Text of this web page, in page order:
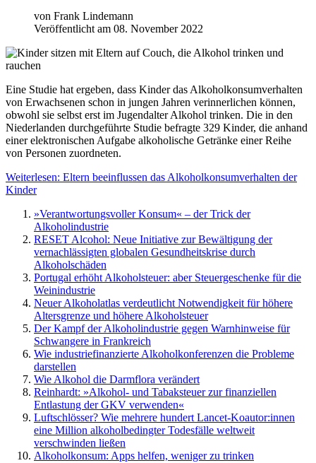
von Frank Lindemann
Veröffentlicht am 08. November 2022
Eine Studie hat ergeben, dass Kinder das Alkoholkonsumverhalten
von Erwachsenen schon in jungen Jahren verinnerlichen können,
obwohl sie selbst erst im Jugendalter Alkohol trinken. Die in den
Niederlanden durchgeführte Studie befragte 329 Kinder, die anhand
einer elektronischen Aufgabe alkoholische Getränke einer Reihe
von Personen zuordneten.
Weiterlesen: Eltern beeinflussen das Alkoholkonsumverhalten der
Kinder
»Verantwortungsvoller Konsum« ‒ der Trick der
Alkoholindustrie
RESET Alcohol: Neue Initiative zur Bewältigung der
vernachlässigten globalen Gesundheitskrise durch
Alkoholschäden
Portugal erhöht Alkoholsteuer: aber Steuergeschenke für die
Weinindustrie
Neuer Alkoholatlas verdeutlicht Notwendigkeit für höhere
Altersgrenze und höhere Alkoholsteuer
Der Kampf der Alkoholindustrie gegen Warnhinweise für
Schwangere in Frankreich
Wie industriefinanzierte Alkoholkonferenzen die Probleme
darstellen
Wie Alkohol die Darmflora verändert
Reinhardt: »Alkohol- und Tabaksteuer zur finanziellen
Entlastung der GKV verwenden«
Luftschlösser? Wie mehrere hundert Lancet-Koautor:innen
eine Million alkoholbedingter Todesfälle weltweit
verschwinden ließen
Alkoholkonsum: Apps helfen, weniger zu trinken